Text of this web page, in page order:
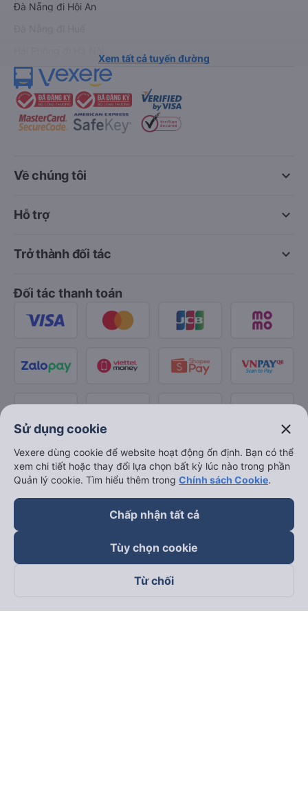
Đà Nẵng đi Hội An
Xem tất cả tuyến đường
keyboard_arrow_down
Về chúng tôi
keyboard_arrow_down
Hỗ trợ
keyboard_arrow_down
Trở thành đối tác
Đối tác thanh toán
Theo dõi chúng tôi trên
Sử dụng cookie close
Vexere dùng cookie để website hoạt động ổn định. Bạn có thể
xem chi tiết hoặc thay đổi lựa chọn bất kỳ lúc nào trong phần
Quản lý cookie. Tìm hiểu thêm trong Chính sách Cookie.
Chấp nhận tất cả
Tùy chọn cookie
Từ chối